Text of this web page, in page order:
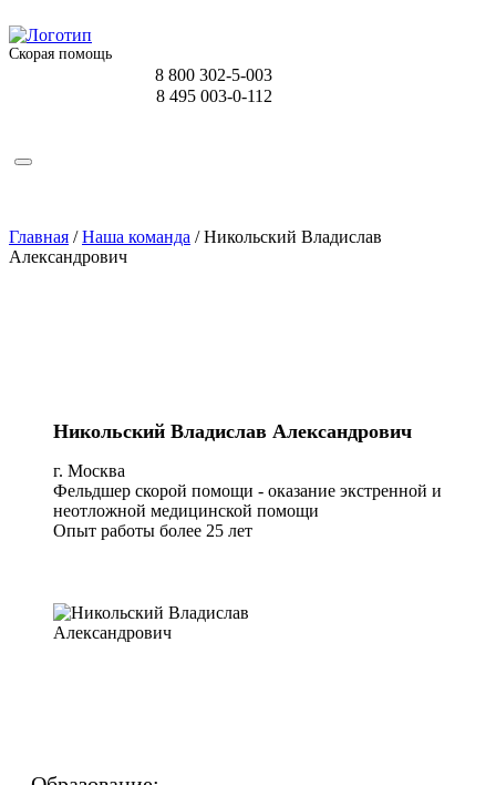
Скорая помощь
8 800 302-5-003
8 495 003-0-112
Главная /Наша команда /Никольский Владислав
Александрович
Никольский Владислав Александрович
г. Москва
Фельдшер скорой помощи - оказание экстренной и
неотложной медицинской помощи
Опыт работы более 25 лет